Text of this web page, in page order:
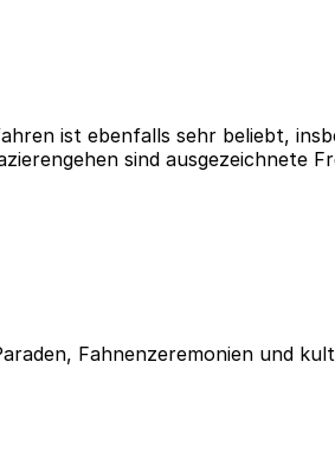
ist ebenfalls sehr beliebt,
sind ausgezeichnete
Fahnenzeremonien und